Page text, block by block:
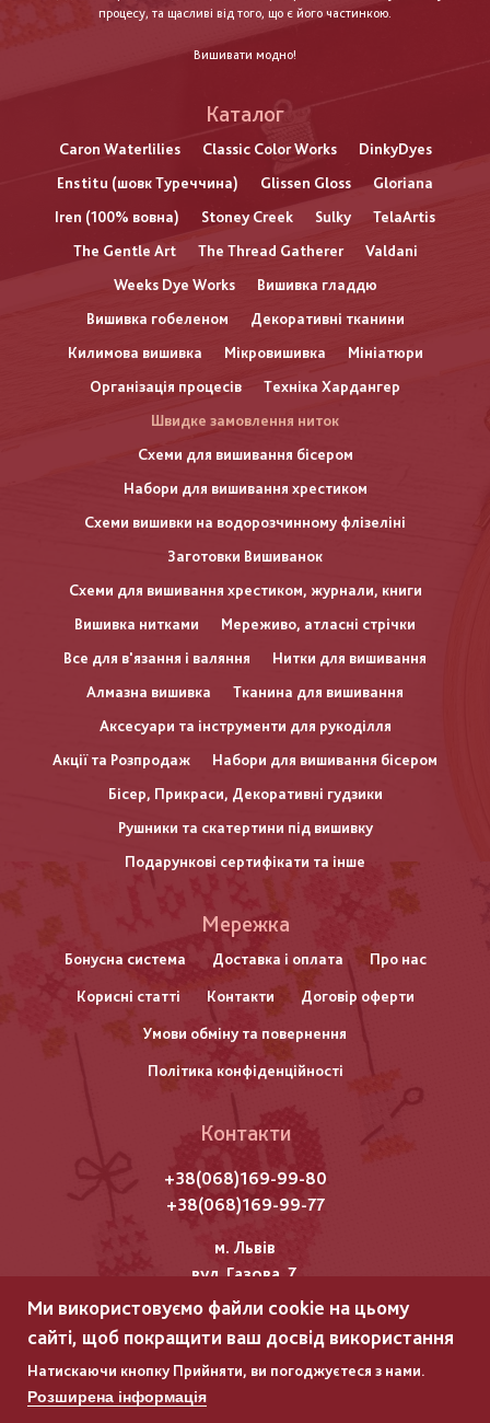
процесу, та щасливі від того, що є його частинкою.
Вишивати модно!
Каталог
Caron Waterlilies Classic Color Works
DinkyDyes
Enstitu (шовк Туреччина)
Glissen Gloss
Gloriana
Iren (100% вовна)
Stoney Creek Sulky
TelaArtis
The Gentle Art
The Thread Gatherer
Valdani
Weeks Dye Works
Вишивка гладдю
Вишивка гобеленом
Декоративні тканини
Килимова вишивка
Мікровишивка
Мініатюри
Організація процесів
Техніка Хардангер
Швидке замовлення ниток
Схеми для вишивання бісером
Набори для вишивання хрестиком
Схеми вишивки на водорозчинному флізеліні
Заготовки Вишиванок
Схеми для вишивання хрестиком, журнали, книги
Вишивка нитками
Мереживо, атласні стрічки
Все для в'язання і валяння
Нитки для вишивання
Алмазна вишивка
Тканина для вишивання
Аксесуари та інструменти для рукоділля
Акції та Розпродаж
Набори для вишивання бісером
Бісер, Прикраси, Декоративні гудзики
Рушники та скатертини під вишивку
Подарункові сертифікати та інше
нижнього
колонтитулу
Мережка
Бонусна система Доставка і оплата Про нас
Корисні статті Контакти Договір оферти
Умови обміну та повернення
Політика конфіденційності
Контакти
+38(068)169-99-80
+38(068)169-99-77
м. Львів
вул. Газова, 7
Всі права захищені "Мережка"
Copyright © 2025
Ми використовуємо файли cookie на цьому
сайті, щоб покращити ваш досвід використання
Натискаючи кнопку Прийняти, ви погоджуєтеся з нами.
Розширена інформація